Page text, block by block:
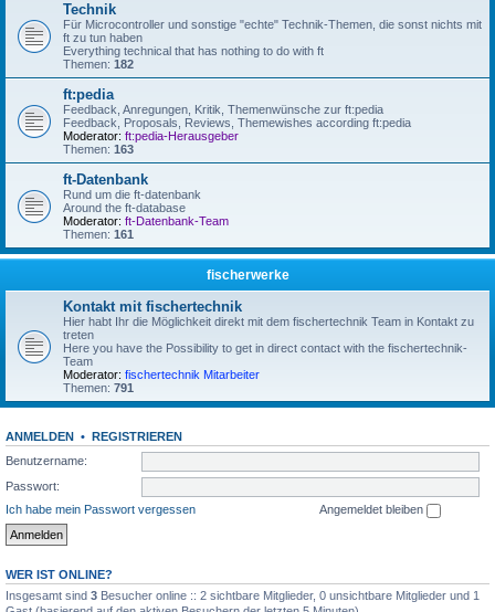
Technik
Für Microcontroller und sonstige "echte" Technik-Themen, die sonst nichts mit
ft zu tun haben
Everything technical that has nothing to do with ft
Themen: 182
ft:pedia
Feedback, Anregungen, Kritik, Themenwünsche zur ft:pedia
Feedback, Proposals, Reviews, Themewishes according ft:pedia
Moderator: ft:pedia-Herausgeber
Themen: 163
ft-Datenbank
Rund um die ft-datenbank
Around the ft-database
Moderator: ft-Datenbank-Team
Themen: 161
fischerwerke
Kontakt mit fischertechnik
Hier habt Ihr die Möglichkeit direkt mit dem fischertechnik Team in Kontakt zu
treten
Here you have the Possibility to get in direct contact with the fischertechnik-
Team
Moderator: fischertechnik Mitarbeiter
Themen: 791
ANMELDEN • REGISTRIEREN
Benutzername:
Passwort:
Ich habe mein Passwort vergessen
Angemeldet bleiben
WER IST ONLINE?
Insgesamt sind 3 Besucher online :: 2 sichtbare Mitglieder, 0 unsichtbare Mitglieder und 1